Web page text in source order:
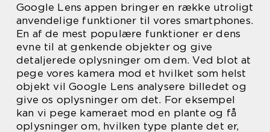
Google Lens appen bringer en række utroligt
anvendelige funktioner til vores smartphones.
En af de mest populære funktioner er dens
evne til at genkende objekter og give
detaljerede oplysninger om dem. Ved blot at
pege vores kamera mod et hvilket som helst
objekt vil Google Lens analysere billedet og
give os oplysninger om det. For eksempel
kan vi pege kameraet mod en plante og få
oplysninger om, hvilken type plante det er,